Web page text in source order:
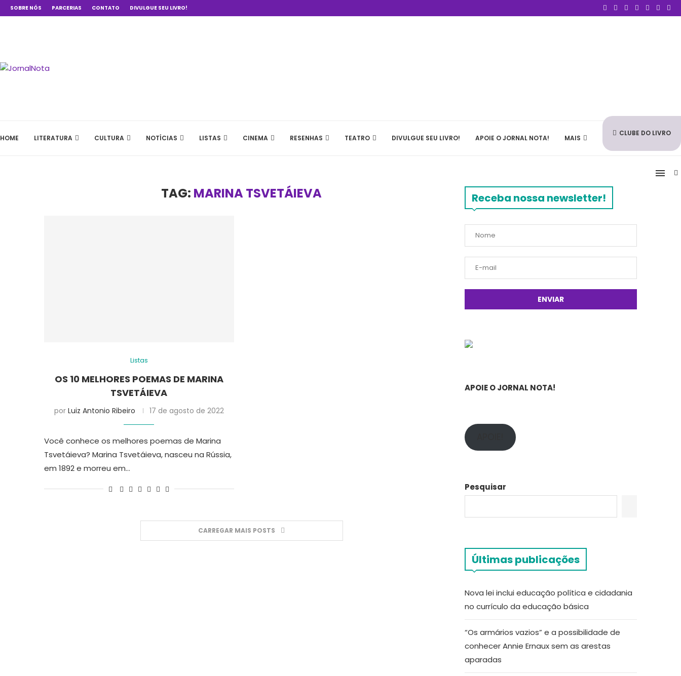
SOBRE NÓS PARCERIAS CONTATO DIVULGUE SEU LIVRO!
HOME LITERATURA CULTURA NOTÍCIAS LISTAS CINEMA RESENHAS TEATRO DIVULGUE SEU LIVRO! APOIE O JORNAL NOTA! MAIS
CLUBE DO LIVRO
TAG: MARINA TSVETÁIEVA
Listas
OS 10 MELHORES POEMAS DE MARINA
TSVETÁIEVA
por Luiz Antonio Ribeiro 17 de agosto de 2022
Você conhece os melhores poemas de Marina
Tsvetáieva? Marina Tsvetáieva, nasceu na Rússia,
em 1892 e morreu em…
CARREGAR MAIS POSTS
Receba nossa newsletter!
APOIE O JORNAL NOTA!
Pesquisar
Últimas publicações
Nova lei inclui educação política e cidadania
no currículo da educação básica
“Os armários vazios” e a possibilidade de
conhecer Annie Ernaux sem as arestas
aparadas